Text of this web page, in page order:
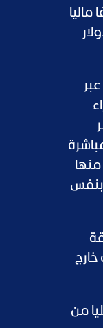
واسع وتتخطى 27 مليار دولار
منها
بنفس
من